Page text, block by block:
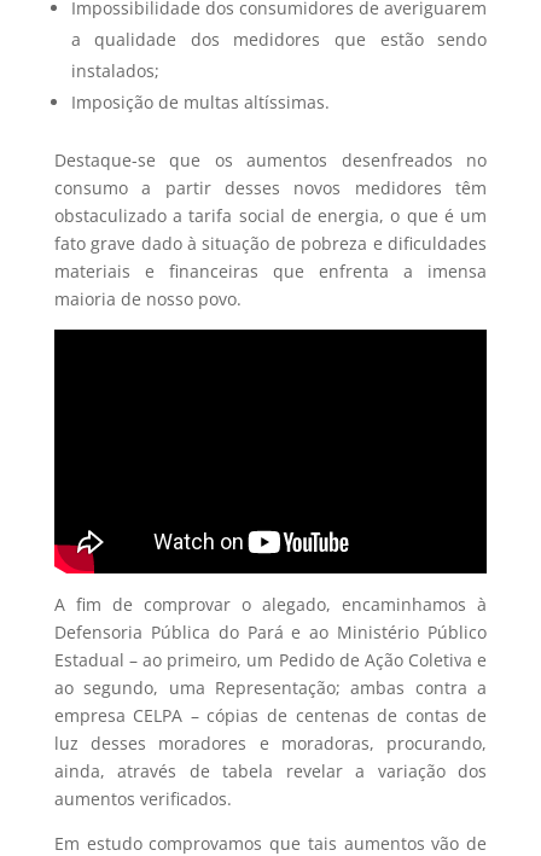
Impossibilidade dos consumidores de averiguarem
a qualidade dos medidores que estão sendo
instalados;
Imposição de multas altíssimas.
Destaque-se que os aumentos desenfreados no
consumo a partir desses novos medidores têm
obstaculizado a tarifa social de energia, o que é um
fato grave dado à situação de pobreza e dificuldades
materiais e financeiras que enfrenta a imensa
maioria de nosso povo.
A fim de comprovar o alegado, encaminhamos à
Defensoria Pública do Pará e ao Ministério Público
Estadual – ao primeiro, um Pedido de Ação Coletiva e
ao segundo, uma Representação; ambas contra a
empresa CELPA – cópias de centenas de contas de
luz desses moradores e moradoras, procurando,
ainda, através de tabela revelar a variação dos
aumentos verificados.
Em estudo comprovamos que tais aumentos vão de